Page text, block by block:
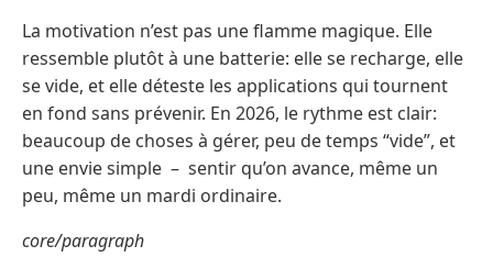
La motivation n’est pas une flamme magique. Elle
ressemble plutôt à une batterie: elle se recharge, elle
se vide, et elle déteste les applications qui tournent
en fond sans prévenir. En 2026, le rythme est clair:
beaucoup de choses à gérer, peu de temps “vide”, et
une envie simple – sentir qu’on avance, même un
peu, même un mardi ordinaire.
core/paragraph